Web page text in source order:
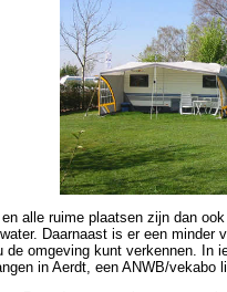
alle ruime plaatsen zijn dan
Daarnaast is er een minder
omgeving kunt verkennen. In
in Aerdt, een ANWB/vekabo